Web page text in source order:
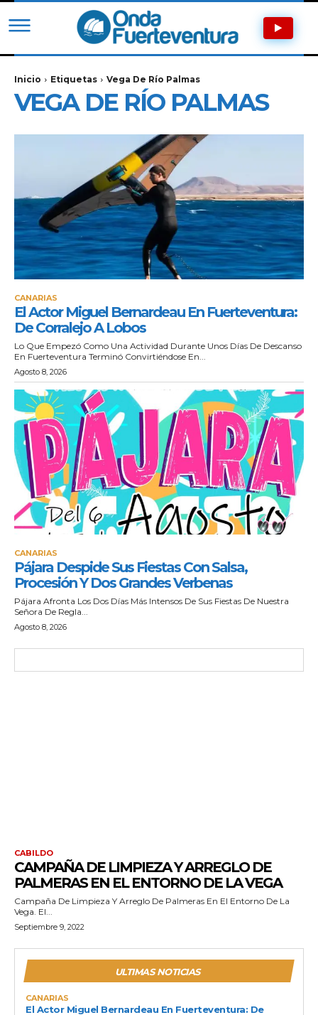
Inicio Etiquetas Vega De Río Palmas
VEGA DE RÍO PALMAS
CANARIAS
El Actor Miguel Bernardeau En Fuerteventura:
De Corralejo A Lobos
Lo Que Empezó Como Una Actividad Durante Unos Días De Descanso
En Fuerteventura Terminó Convirtiéndose En...
Agosto 8, 2026
CANARIAS
Pájara Despide Sus Fiestas Con Salsa,
Procesión Y Dos Grandes Verbenas
Pájara Afronta Los Dos Días Más Intensos De Sus Fiestas De Nuestra
Señora De Regla...
Agosto 8, 2026
CABILDO
CAMPAÑA DE LIMPIEZA Y ARREGLO DE
PALMERAS EN EL ENTORNO DE LA VEGA
Campaña De Limpieza Y Arreglo De Palmeras En El Entorno De La
Vega. El...
Septiembre 9, 2022
ULTIMAS NOTICIAS
CANARIAS
El Actor Miguel Bernardeau En Fuerteventura: De